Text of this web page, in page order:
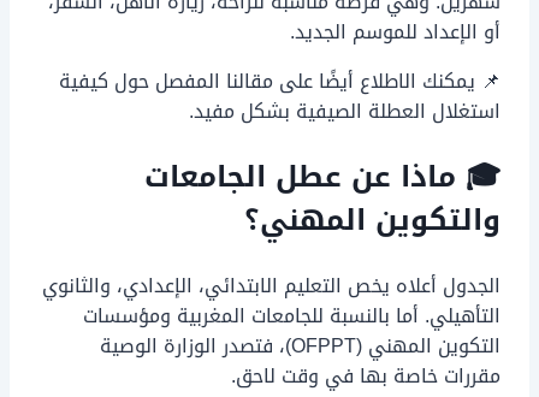
أو الإعداد للموسم الجديد.
📌 يمكنك الاطلاع أيضًا على مقالنا المفصل حول كيفية
استغلال العطلة الصيفية بشكل مفيد.
🎓 ماذا عن عطل الجامعات
والتكوين المهني؟
الجدول أعلاه يخص التعليم الابتدائي، الإعدادي، والثانوي
التأهيلي. أما بالنسبة للجامعات المغربية ومؤسسات
التكوين المهني (OFPPT)، فتصدر الوزارة الوصية
مقررات خاصة بها في وقت لاحق.